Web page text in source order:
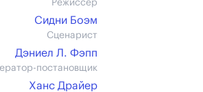
Режиссер
Сидни Боэм
Сценарист
Дэниел Л. Фэпп
постановщик
Ханс Драйер